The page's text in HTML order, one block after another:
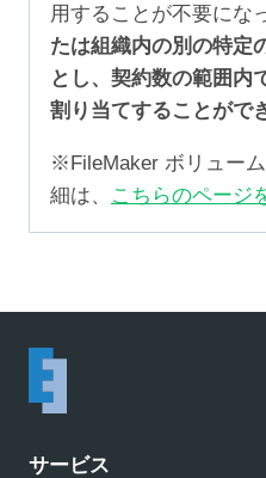
用することが不要にな
たは組織内の別の特定
とし、契約数の範囲内
割り当てすることがで
※FileMaker ボリュー
細は、
こちらのページ
サービス